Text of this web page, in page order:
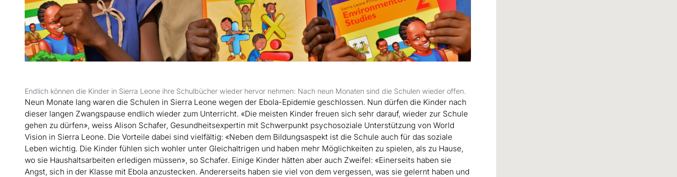
Endlich können die Kinder in Sierra Leone ihre Schulbücher wieder hervor nehmen: Nach neun Monaten sind die Schulen wieder offen.
Neun Monate lang waren die Schulen in Sierra Leone wegen der Ebola-Epidemie geschlossen. Nun dürfen die Kinder nach
dieser langen Zwangspause endlich wieder zum Unterricht. «Die meisten Kinder freuen sich sehr darauf, wieder zur Schule
gehen zu dürfen», weiss Alison Schafer, Gesundheitsexpertin mit Schwerpunkt psychosoziale Unterstützung von World
Vision in Sierra Leone. Die Vorteile dabei sind vielfältig: «Neben dem Bildungsaspekt ist die Schule auch für das soziale
Leben wichtig. Die Kinder fühlen sich wohler unter Gleichaltrigen und haben mehr Möglichkeiten zu spielen, als zu Hause,
wo sie Haushaltsarbeiten erledigen müssen», so Schafer. Einige Kinder hätten aber auch Zweifel: «Einerseits haben sie
Angst, sich in der Klasse mit Ebola anzustecken. Andererseits haben sie viel von dem vergessen, was sie gelernt haben und